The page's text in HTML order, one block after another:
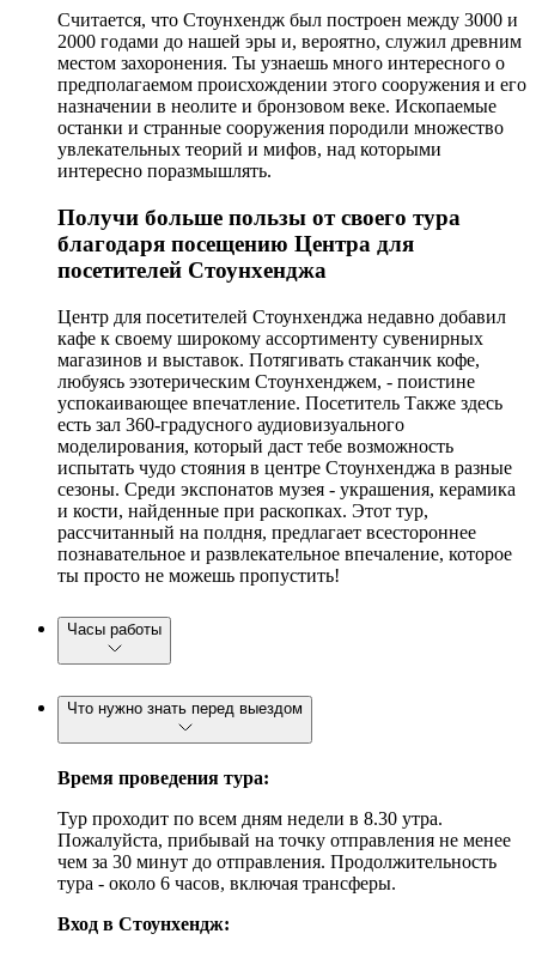
Считается, что Стоунхендж был построен между 3000 и
2000 годами до нашей эры и, вероятно, служил древним
местом захоронения. Ты узнаешь много интересного о
предполагаемом происхождении этого сооружения и его
назначении в неолите и бронзовом веке. Ископаемые
останки и странные сооружения породили множество
увлекательных теорий и мифов, над которыми
интересно поразмышлять.
Получи больше пользы от своего тура
благодаря посещению Центра для
посетителей Стоунхенджа
Центр для посетителей Стоунхенджа недавно добавил
кафе к своему широкому ассортименту сувенирных
магазинов и выставок. Потягивать стаканчик кофе,
любуясь эзотерическим Стоунхенджем, - поистине
успокаивающее впечатление. Посетитель Также здесь
есть зал 360-градусного аудиовизуального
моделирования, который даст тебе возможность
испытать чудо стояния в центре Стоунхенджа в разные
сезоны. Среди экспонатов музея - украшения, керамика
и кости, найденные при раскопках. Этот тур,
рассчитанный на полдня, предлагает всестороннее
познавательное и развлекательное впечаление, которое
ты просто не можешь пропустить!
Часы работы
Что нужно знать перед выездом
Время проведения тура:
Тур проходит по всем дням недели в 8.30 утра.
Пожалуйста, прибывай на точку отправления не менее
чем за 30 минут до отправления. Продолжительность
тура - около 6 часов, включая трансферы.
Вход в Стоунхендж: